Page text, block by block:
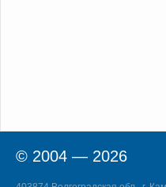
© 2004 — 2026